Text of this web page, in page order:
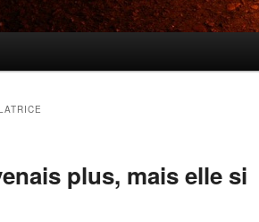
plus, mais elle si